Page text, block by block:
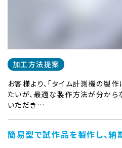
加工方法提案
お客様より、「タイム計測機の製
たいが、最適な製作方法が分からな
いただき…
簡易型で試作品を製作し、納